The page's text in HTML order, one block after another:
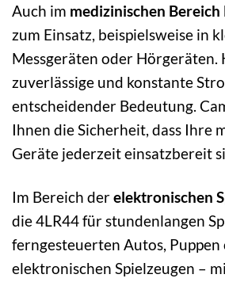
Auch im medizinischen Bereich
zum Einsatz, beispielsweise in
Messgeräten oder Hörgeräten.
zuverlässige und konstante
entscheidender Bedeutung.
Ihnen die Sicherheit, dass Ihre
Geräte jederzeit einsatzbereit
Im Bereich derelektronischen
die 4LR44 für stundenlangen
ferngesteuerten Autos,
elektronischen Spielzeugen –